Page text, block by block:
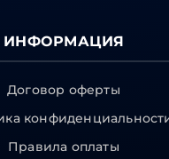
ИНФОРМАЦИЯ
Договор оферты
Правила оплаты